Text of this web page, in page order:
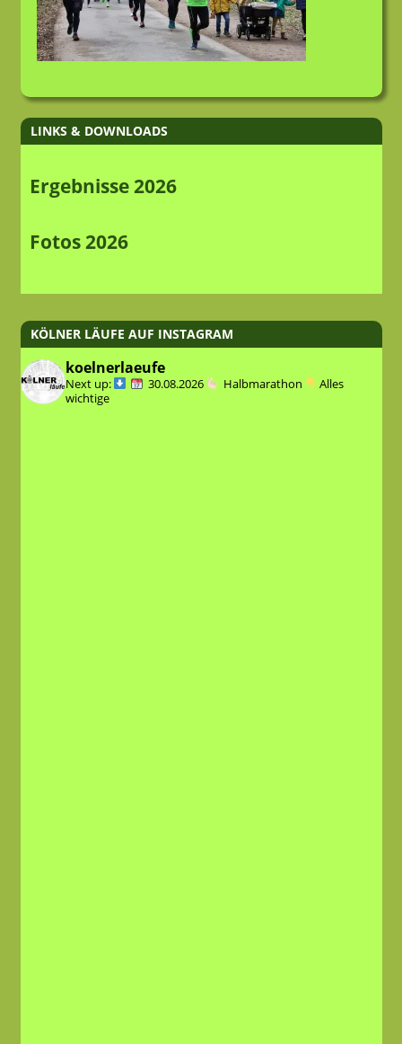
LINKS & DOWNLOADS
Ergebnisse 2026
Fotos 2026
KÖLNER LÄUFE AUF INSTAGRAM
koelnerlaeufe
Next up: 30.08.2026 Halbmarathon
Alles
wichtige